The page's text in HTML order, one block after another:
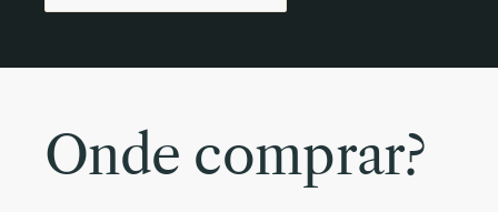
Onde comprar?